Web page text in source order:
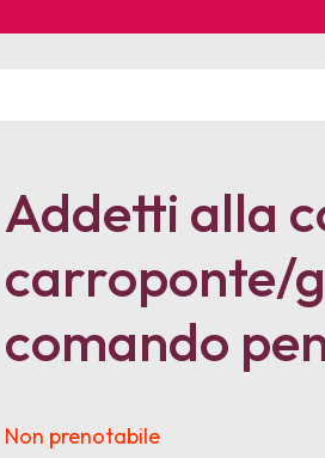
Addetti alla
carroponte/
comando
Non prenotabile